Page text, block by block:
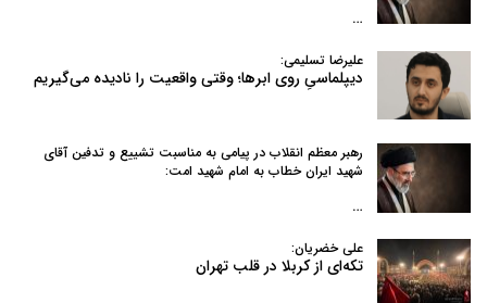
…
علیرضا تسلیمی:
دیپلماسیِ روی ابرها؛ وقتی واقعیت را نادیده می‌گیریم
رهبر معظم انقلاب در پیامی به‌ مناسبت تشییع و تدفین آقای
شهید ایران خطاب به امام شهید امت:
…
علی خضریان:
تکه‌ای از کربلا در قلب تهران